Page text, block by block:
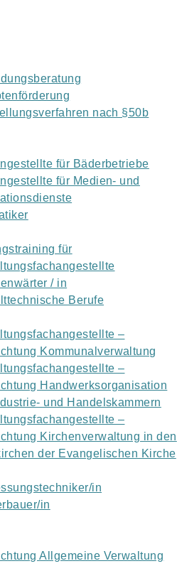
nach §50b
für Bäderbetriebe
für Medien- und
für
/ in
Berufe
–
Kommunalverwaltung
–
Handwerksorganisation
und Handelskammern
–
Kirchenverwaltung in den
der Evangelischen Kirche
in
in
Allgemeine Verwaltung